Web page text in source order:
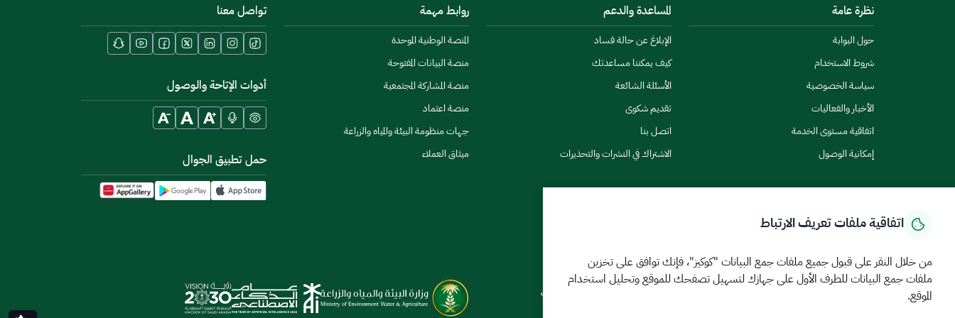
نظرة عامة
حول البوابة
شروط الاستخدام
سياسة الخصوصية
الأخبار والفعاليات
اتفاقية مستوى الخدمة
إمكانية الوصول
المساعدة والدعم
الإبلاغ عن حالة فساد
كيف يمكننا مساعدتك
الأسئلة الشائعة
تقديم شكوى
اتصل بنا
الاشتراك في النشرات والتحذيرات
روابط مهمة
المنصة الوطنية الموحدة
منصة البيانات المفتوحة
منصة المشاركة المجتمعية
منصة اعتماد
جهات منظومة البيئة والمياه والزراعة
ميثاق العملاء
تواصل معنا
أدوات الإتاحة والوصول
حمل تطبيق الجوال
الرئيسيةالمركز الإعلاميبيانات و احصاءاتالخدمات الإلكترونيةكيف يمكننا مساعدتك
اتفاقية ملفات تعريف الارتباط
من خلال النقر على قبول جميع ملفات جمع البيانات "كوكيز"، فإنك توافق على تخزين
ملفات جمع البيانات للطرف الأول على جهازك لتسهيل تصفحك للموقع وتحليل استخدام
الموقع.